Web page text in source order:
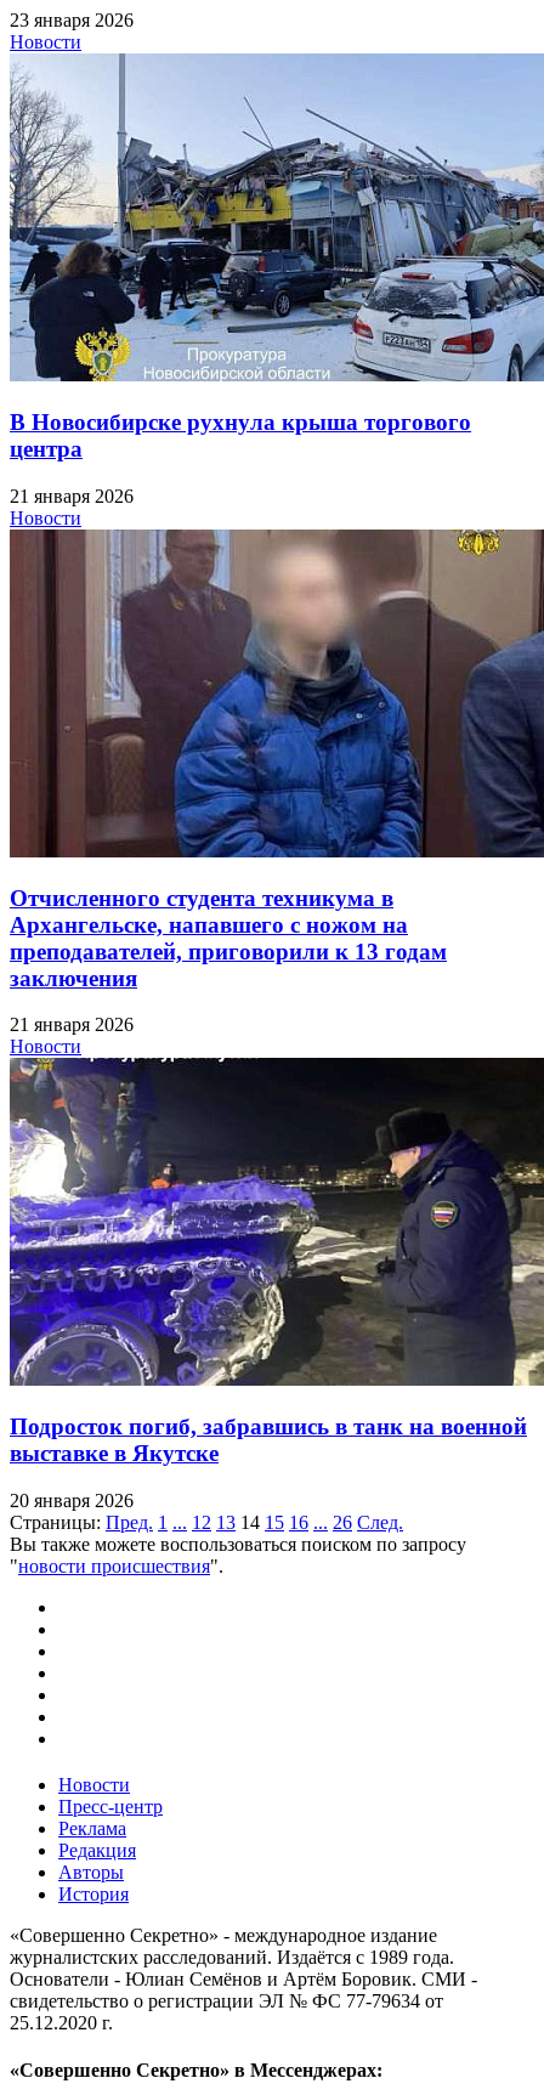
23 января 2026
Новости
В Новосибирске рухнула крыша торгового
центра
21 января 2026
Новости
Отчисленного студента техникума в
Архангельске, напавшего с ножом на
преподавателей, приговорили к 13 годам
заключения
21 января 2026
Новости
Подросток погиб, забравшись в танк на военной
выставке в Якутске
20 января 2026
Страницы: Пред. 1 ... 12 13 14 15 16 ... 26 След.
Вы также можете воспользоваться поиском по запросу
"новости происшествия".
Новости
Пресс-центр
Реклама
Редакция
Авторы
История
«Совершенно Секретно» - международное издание
журналистских расследований. Издаётся с 1989 года.
Основатели - Юлиан Семёнов и Артём Боровик. CМИ -
свидетельство о регистрации ЭЛ № ФС 77-79634 от
25.12.2020 г.
«Совершенно Секретно» в Мессенджерах: